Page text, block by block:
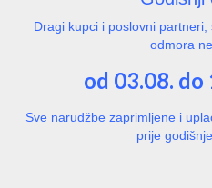
Naljepnice / znakovi
Naljepnice / znakovi za
Naljepnice / znakovi
Dragi kupci i poslovni
odmora
od 03.08. do
Sve narudžbe zaprimljene i
prije